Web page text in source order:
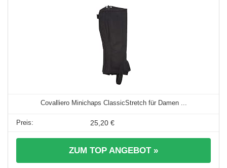
Covalliero Minichaps ClassicStretch für Damen ...
25,20 €
ZUM TOP ANGEBOT »